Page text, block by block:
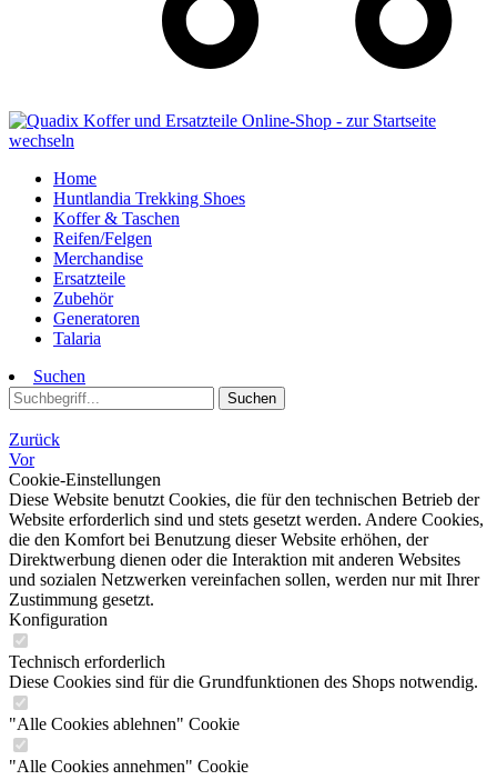
Home
Huntlandia Trekking Shoes
Koffer & Taschen
Reifen/Felgen
Merchandise
Ersatzteile
Zubehör
Generatoren
Talaria
Suchen
Suchen
Zurück
Vor
Cookie-Einstellungen
Diese Website benutzt Cookies, die für den technischen Betrieb der
Website erforderlich sind und stets gesetzt werden. Andere Cookies,
die den Komfort bei Benutzung dieser Website erhöhen, der
Direktwerbung dienen oder die Interaktion mit anderen Websites
und sozialen Netzwerken vereinfachen sollen, werden nur mit Ihrer
Zustimmung gesetzt.
Konfiguration
Technisch erforderlich
Diese Cookies sind für die Grundfunktionen des Shops notwendig.
"Alle Cookies ablehnen" Cookie
"Alle Cookies annehmen" Cookie